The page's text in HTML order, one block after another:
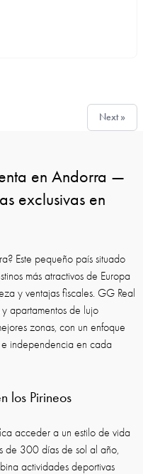
Next »
en Andorra —
exclusivas en
Este pequeño país situado
más atractivos de Europa
y ventajas fiscales. GG Real
apartamentos de lujo
zonas, con un enfoque
independencia en cada
los Pirineos
acceder a un estilo de vida
de 300 días de sol al año,
actividades deportivas